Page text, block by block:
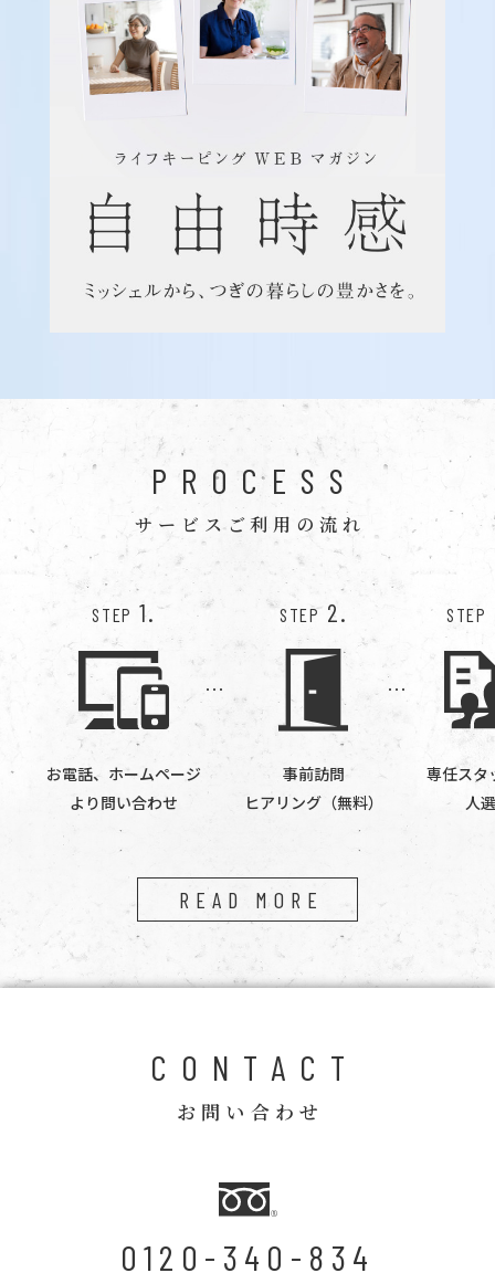
PROCESS
サービスご利用の流れ
STEP 1.
お電話、ホームページ
より問い合わせ
STEP 2.
事前訪問
ヒアリング（無料）
STEP
専任スタ
人選
READ MORE
CONTACT
お問い合わせ
0120-340-834